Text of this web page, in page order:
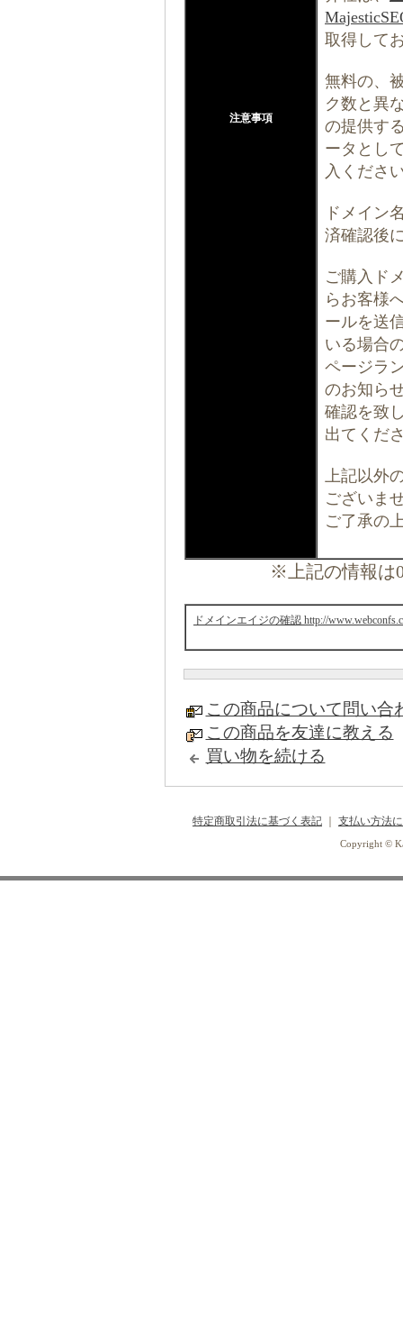
注意事項
取得して
無料の、
ク数と異
の提供す
ータとし
入くださ
ドメイン
済確認後
ご購入ド
らお客様
ールを送
いる場合
ページラ
のお知ら
確認を致
出てくだ
上記以外
ございま
ご了承の
※上記の情報は
ドメインエイジの確認 http://
この商品について問い合
この商品を友達に教える
買い物を続ける
特定商取引法に基づく表記 支払い方法
Copyright ©